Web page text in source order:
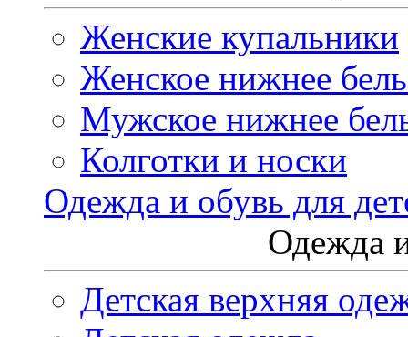
Женские купальники
Женское нижнее
Мужское нижнее
Колготки и носки
Одежда и обувь для
Одежда
Детская верхняя